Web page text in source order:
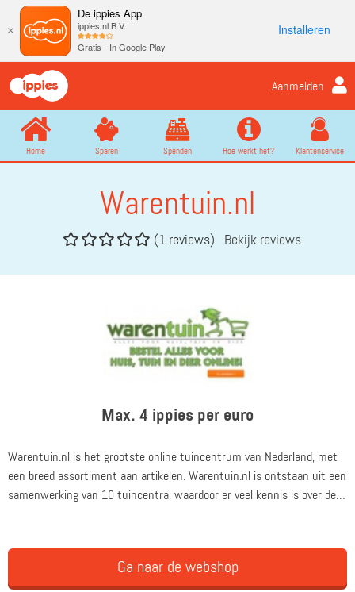
×
De ippies App
ippies.nl B.V.
Gratis - In Google Play
Installeren
Aanmelden
Home Sparen Spenden Hoe werkt het? Klantenservice
Warentuin.nl
(1 reviews) Bekijk reviews
Max. 4 ippies per euro
Warentuin.nl is het grootste online tuincentrum van Nederland, met
een breed assortiment aan artikelen. Warentuin.nl is ontstaan uit een
samenwerking van 10 tuincentra, waardoor er veel kennis is over de
Ga naar de webshop